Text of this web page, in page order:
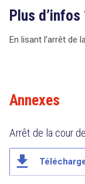
Plus d’infos
En lisant l’arrêt de
Annexes
Arrêt de la cour
file_download